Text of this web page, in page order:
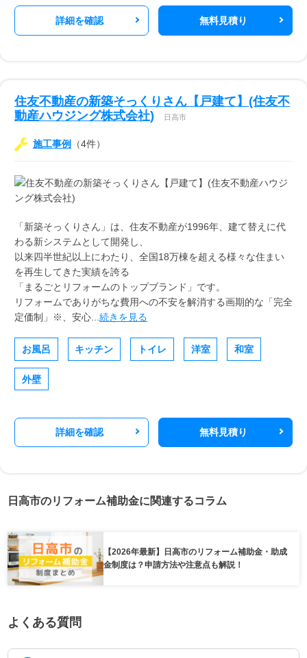
詳細を確認 無料見積り
住友不動産の新築そっくりさん【戸建て】(住友不
動産ハウジング株式会社)
日高市
施工事例 （4件）
「新築そっくりさん」は、住友不動産が1996年、建て替えに代
わる新システムとして開発し、
以来四半世紀以上にわたり、全国18万棟を超える様々な住まい
を再生してきた実績を誇る
「まるごとリフォームのトップブランド」です。
リフォームでありがちな費用への不安を解消する画期的な「完全
定価制」※、安心... 続きを見る
お風呂 キッチン トイレ 洋室 和室
外壁
詳細を確認 無料見積り
日高市のリフォーム補助金に関連するコラム
【2026年最新】日高市のリフォーム補助金・助成
金制度は？申請方法や注意点も解説！
よくある質問